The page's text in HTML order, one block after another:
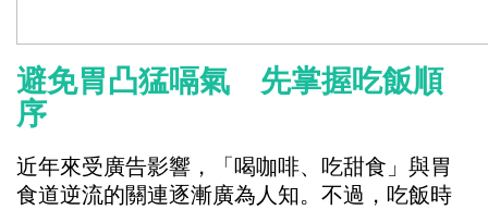
避免胃凸猛嗝氣 先掌握吃飯順
序
近年來受廣告影響，「喝咖啡、吃甜食」與胃
食道逆流的關連逐漸廣為人知。不過，吃飯時